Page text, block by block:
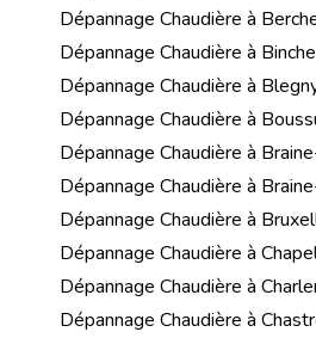
Dépannage Chaudière à
Dépannage Chaudière à Binche
Dépannage Chaudière à
Dépannage Chaudière à
Dépannage Chaudière à
Dépannage Chaudière à
Dépannage Chaudière à
Dépannage Chaudière à
Dépannage Chaudière à
Dépannage Chaudière à